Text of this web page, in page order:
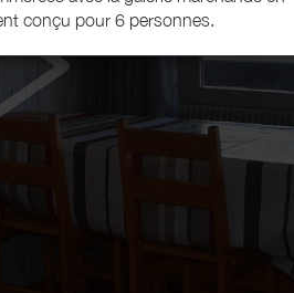
conçu pour 6 personnes.